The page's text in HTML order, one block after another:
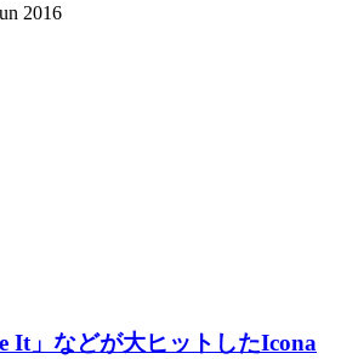
2016
It」などが大ヒットしたIcona